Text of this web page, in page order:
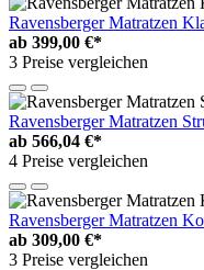
Ravensberger Matratzen
ab 399,00 €*
3 Preise vergleichen
Ravensberger Matratzen
ab 566,04 €*
4 Preise vergleichen
Ravensberger Matratzen
ab 309,00 €*
3 Preise vergleichen